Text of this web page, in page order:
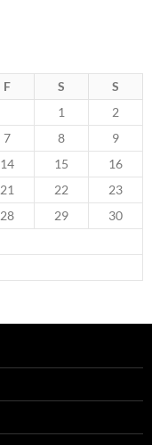
F S S
1
2
7 8
9
14 15
16
21 22
23
28 29
30